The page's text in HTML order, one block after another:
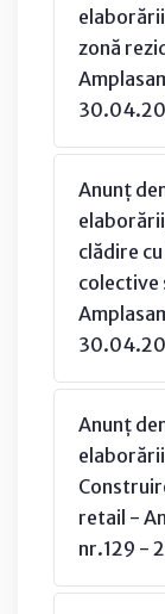
zonă
Anunț
clădire
Anunț
retail -
nr.129 -